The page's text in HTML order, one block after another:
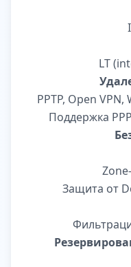
LT
PPTP, Open
Поддержка
Защита от